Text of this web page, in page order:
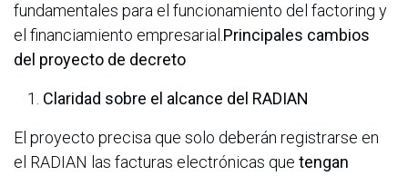
fundamentales para el funcionamiento del factoring y
el financiamiento empresarial.Principales cambios
del proyecto de decreto
Claridad sobre el alcance del RADIAN
El proyecto precisa que solo deberán registrarse en
el RADIAN las facturas electrónicas que tengan